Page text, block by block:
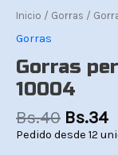
Inicio / Gorras /
Gorras
Gorras
10004
Bs.40 Bs.34
Pedido desde 12